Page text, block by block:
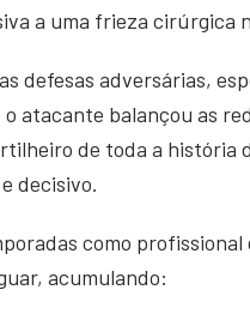
a uma frieza cirúrgica
defesas adversárias,
atacante balançou as
de toda a história
decisivo.
como
acumulando: